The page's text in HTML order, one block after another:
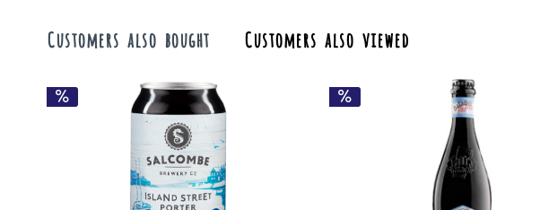
Customers also bought Customers also viewed